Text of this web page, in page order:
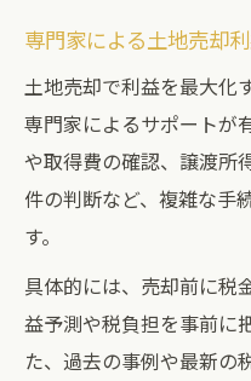
専門家による土地売却
土地売却で利益を最大化
専門家によるサポートが
や取得費の確認、譲渡所
件の判断など、複雑な手
す。
具体的には、売却前に税
益予測や税負担を事前に
た、過去の事例や最新の